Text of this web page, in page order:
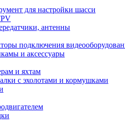
для настройки шасси
антенны
подключения
и аксессуары
и яхтам
с эхолотами и кормушками